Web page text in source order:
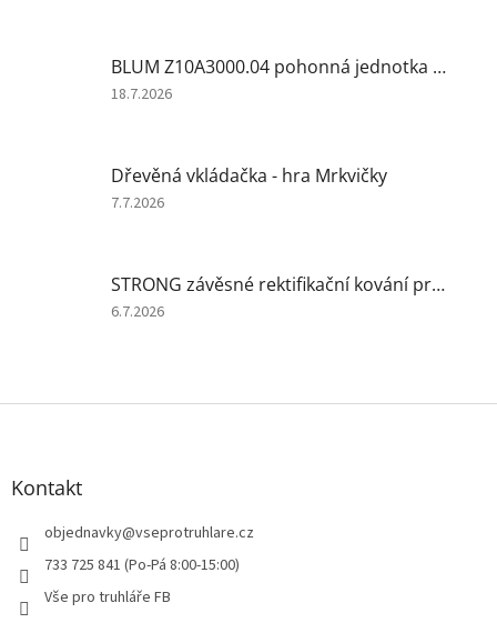
z
5
BLUM Z10A3000.04 pohonná jednotka Servodrive
Hodnocení
z
5
18.7.2026
Dřevěná vkládačka - hra Mrkvičky
Hodnocení
z
5
7.7.2026
STRONG závěsné rektifikační kování pravolevé bílá
Hodnocení
6.7.2026
Z
Kontakt
objednavky@vseprotruhlare.cz
733 725 841 (Po-Pá 8:00-15:00)
Vše pro truhláře FB